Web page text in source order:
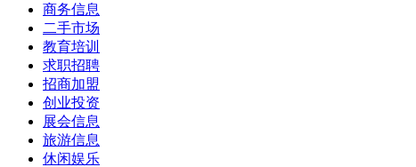
商务信息
二手市场
教育培训
求职招聘
招商加盟
创业投资
展会信息
旅游信息
休闲娱乐